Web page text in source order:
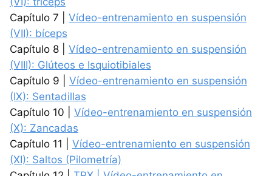
Capítulo 7 | Vídeo-entrenamiento en suspensión
(VII): bíceps
Capítulo 8 | Vídeo-entrenamiento en suspensión
(VIII): Glúteos e Isquiotibiales
Capítulo 9 | Vídeo-entrenamiento en suspensión
(IX): Sentadillas
Capítulo 10 | Vídeo-entrenamiento en suspensión
(X): Zancadas
Capítulo 11 | Vídeo-entrenamiento en suspensión
(XI): Saltos (Pilometría)